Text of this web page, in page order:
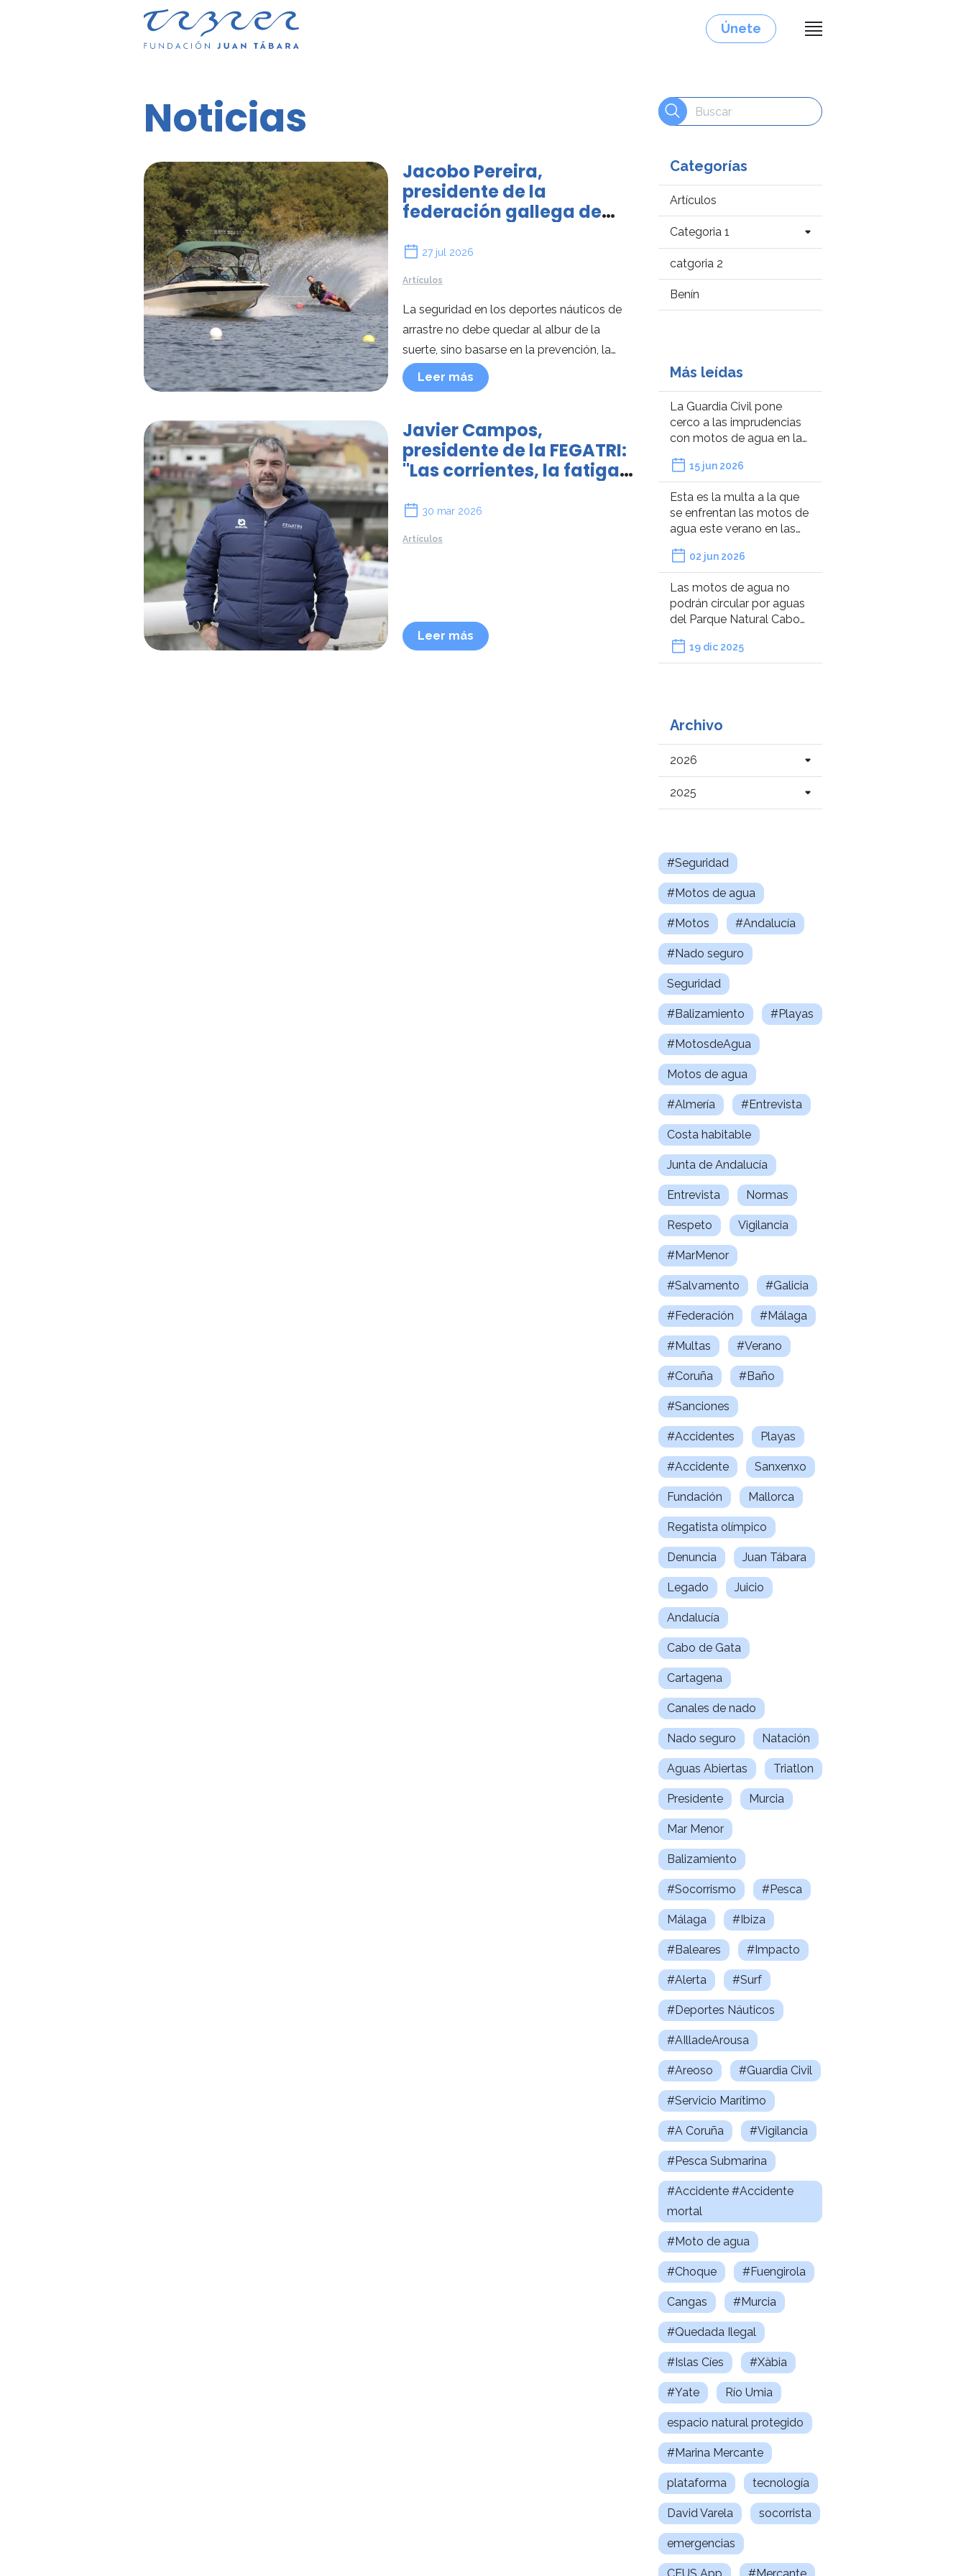
Únete
Categorías
Artículos
Categoria 1
catgoria 2
Benín
Más leídas
La Guardia Civil pone
cerco a las imprudencias
con motos de agua en las
velocidad impide que
veas personas en el agua”
15 jun 2026
Esta es la multa a la que
se enfrentan las motos de
agua este verano en las
respetan la distancia con
los bañistas
02 jun 2026
Las motos de agua no
podrán circular por aguas
del Parque Natural Cabo
19 dic 2025
Archivo
2026
2025
#Seguridad
#Motos de agua
#Motos #Andalucía
#Nado seguro
Seguridad
#Balizamiento #Playas
#MotosdeAgua
Motos de agua
#Almería #Entrevista
Costa habitable
Junta de Andalucía
Entrevista Normas
Respeto Vigilancia
#MarMenor
#Salvamento #Galicia
#Federación #Málaga
#Multas #Verano
#Coruña #Baño
#Sanciones
#Accidentes Playas
#Accidente Sanxenxo
Fundación Mallorca
Regatista olímpico
Denuncia Juan Tábara
Legado Juicio
Andalucía
Cabo de Gata
Cartagena
Canales de nado
Nado seguro Natación
Aguas Abiertas Triatlon
Presidente Murcia
Mar Menor
Balizamiento
#Socorrismo #Pesca
Málaga #Ibiza
#Baleares #Impacto
#Alerta #Surf
#Deportes Náuticos
#AIlladeArousa
#Areoso #Guardia Civil
#Servicio Marítimo
#A Coruña #Vigilancia
#Pesca Submarina
#Accidente #Accidente
mortal
#Moto de agua
#Choque #Fuengirola
Cangas #Murcia
#Quedada Ilegal
#Islas Cíes #Xàbia
#Yate Río Umia
espacio natural protegido
#Marina Mercante
plataforma tecnología
David Varela socorrista
emergencias
Noticias
Jacobo Pereira,
presidente de la
federación gallega de
balizamiento debe ir más
allá del verano"
27 jul 2026
Artículos
La seguridad en los deportes náuticos de
arrastre no debe quedar al albur de la
suerte, sino basarse en la prevención, la
formación y unas normas que no admiten
excepciones.
Leer más
Javier Campos,
presidente de la FEGATRI:
"Las corrientes, la fatiga,
hipotermia siguen
infravaloradas"
30 mar 2026
Artículos
Leer más